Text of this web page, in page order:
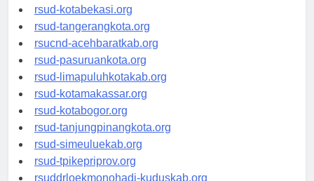
rsud-tangerangkab.org
rsud-kotabekasi.org
rsud-tangerangkota.org
rsucnd-acehbaratkab.org
rsud-pasuruankota.org
rsud-limapuluhkotakab.org
rsud-kotamakassar.org
rsud-kotabogor.org
rsud-tanjungpinangkota.org
rsud-simeuluekab.org
rsud-tpikepriprov.org